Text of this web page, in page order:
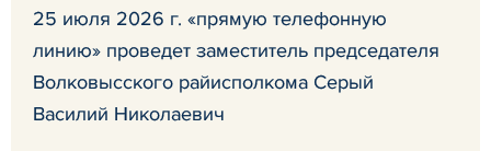
25 июля 2026 г. «прямую телефонную
линию» проведет заместитель председателя
Волковысского райисполкома Серый
Василий Николаевич